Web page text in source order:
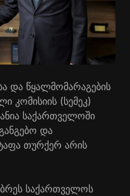
და წყალმომარაგების
კომისიის (სემეკ)
საქართველოში
და
თურქერ არის
საქართველოს